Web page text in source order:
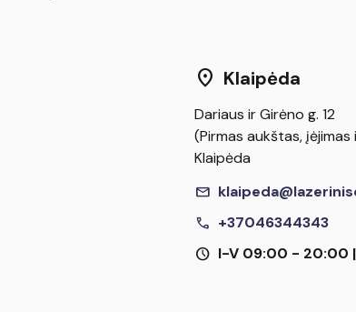
location_on Klaipėda
Dariaus ir Girėno g. 12
(Pirmas aukštas,
Klaipėda
mail
call +37046344343
schedule I-V 09:00 - 20:00